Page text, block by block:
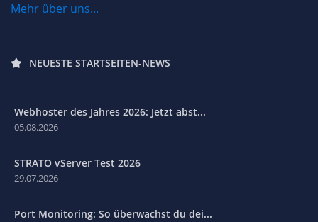
Mehr über uns...
NEUESTE STARTSEITEN-NEWS
Webhoster des Jahres 2026: Jetzt abst...
05.08.2026
STRATO vServer Test 2026
29.07.2026
Port Monitoring: So überwachst du dei...